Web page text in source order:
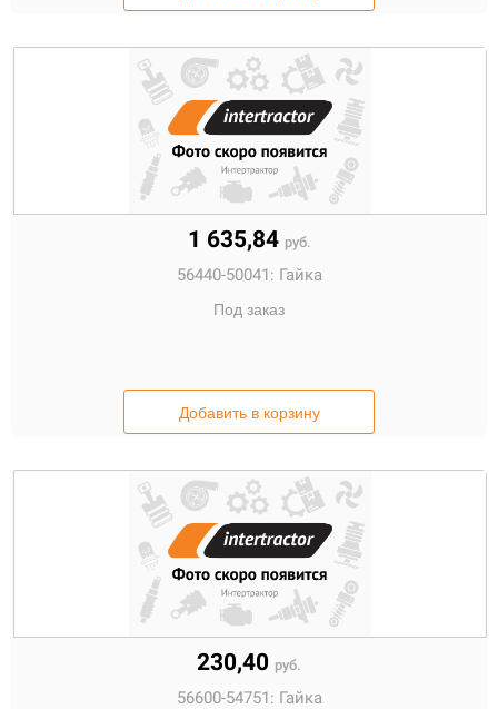
1 635,84 руб.
56440-50041: Гайка
Под заказ
Добавить в корзину
230,40 руб.
56600-54751: Гайка